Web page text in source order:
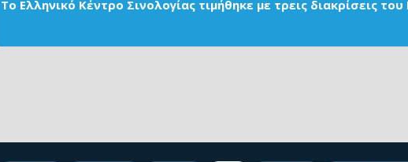
Το Ελληνικό Κέντρο Σινολογίας τιμήθηκε με τρεις διακρίσεις